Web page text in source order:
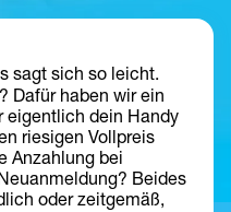
sagt sich so leicht.
Dafür haben wir ein
eigentlich dein Handy
riesigen Vollpreis
Anzahlung bei
Beides
oder zeitgemäß,